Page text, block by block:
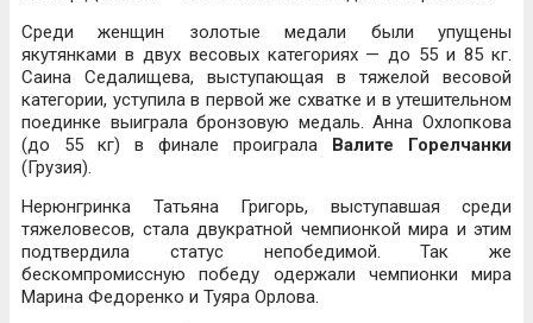
Среди женщин золотые медали были упущены
якутянками в двух весовых категориях — до 55 и 85 кг.
Саина Седалищева, выступающая в тяжелой весовой
категории, уступила в первой же схватке и в утешительном
поединке выиграла бронзовую медаль. Анна Охлопкова
(до 55 кг) в финале проиграла Валите Горелчанки
(Грузия).
Нерюнгринка Татьяна Григорь, выступавшая среди
тяжеловесов, стала двукратной чемпионкой мира и этим
подтвердила статус непобедимой. Так же
бескомпромиссную победу одержали чемпионки мира
Марина Федоренко и Туяра Орлова.